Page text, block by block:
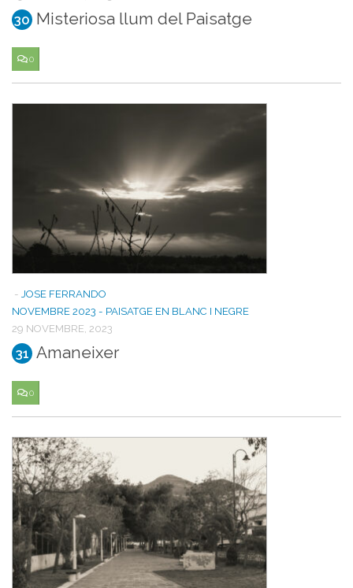
30 Misteriosa llum del Paisatge
0
- JOSE FERRANDO
NOVEMBRE 2023 - PAISATGE EN BLANC I NEGRE
29 NOVEMBRE, 2023
31 Amaneixer
0